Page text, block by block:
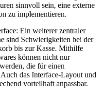
sinnvoll sein, eine externe
zu implementieren.
Ein weiterer zentraler
sind Schwierigkeiten bei der
bis zur Kasse. Mithilfe
können nicht nur
die für einen
das Interface-Layout und
vorteilhaft anpassbar.